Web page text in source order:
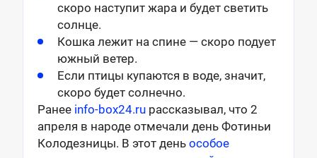
скоро наступит жара и будет светить
солнце.
Кошка лежит на спине — скоро подует
южный ветер.
Если птицы купаются в воде, значит,
скоро будет солнечно.
Ранее info-box24.ru рассказывал, что 2
апреля в народе отмечали день Фотиньи
Колодезницы. В этот день особое